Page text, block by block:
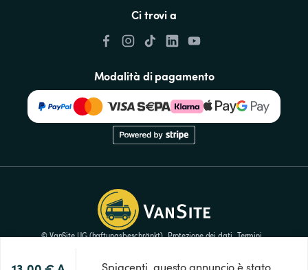
Ci trovi a
Modalità di pagamento
© VanSite UG (haftungsbeschränkt) Protezione dei dati Termini